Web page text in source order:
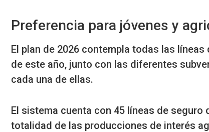
Preferencia para jóvenes y
El plan de 2026 contempla todas las líneas
de este año, junto con las diferentes
cada una de ellas.
El sistema cuenta con 45 líneas de
totalidad de las producciones de interés